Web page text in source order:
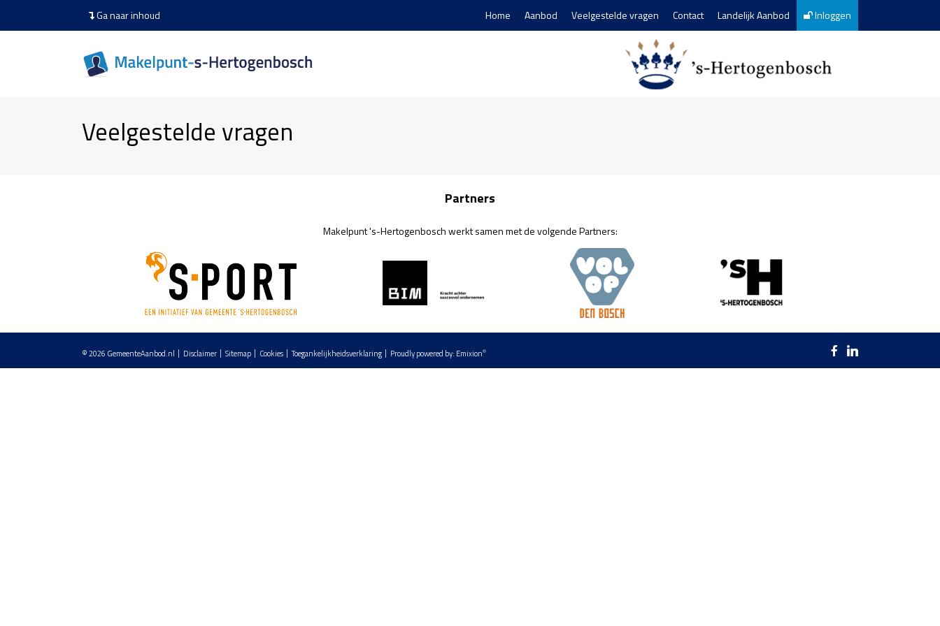
Ga naar inhoud Home Aanbod Veelgestelde vragen Contact Landelijk Aanbod Inloggen
Veelgestelde vragen
Partners
Makelpunt 's-Hertogenbosch werkt samen met de volgende Partners:
© 2026 GemeenteAanbod.nl Disclaimer Sitemap Cookies Toegankelijkheidsverklaring Proudly powered by: Emixion®